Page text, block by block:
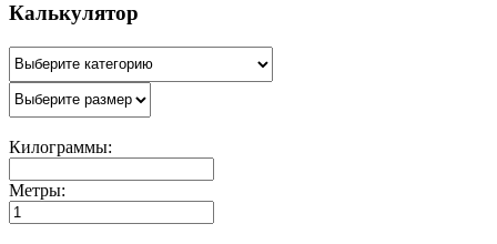
Калькулятор
Килограммы:
Метры: